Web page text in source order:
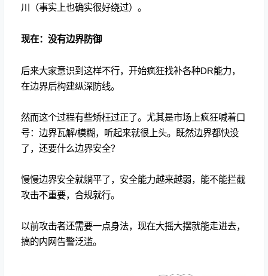
川（事实上也确实很好绕过）。
现在：没有边界防御
后来大家意识到这样不行，开始疯狂找补各种DR能力，
在边界后构建纵深防线。
然而这个过程有些矫枉过正了。尤其是市场上疯狂喊着口
号：边界瓦解/模糊，听起来就很上头。既然边界都快没
了，还要什么边界安全？
慢慢边界安全就躺平了，安全能力越来越弱，能不能拦截
攻击不重要，合规就行。
以前攻击者还需要一点身法，现在大摇大摆就能走进去，
搞的内网告警泛滥。